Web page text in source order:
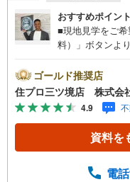
おすすめポイント
■現地見学をご
料）」ボタンよ
座間市エリアに
エリアの不動産
定で販売する物
問合せ下さい！ -------------- 弊社独自
テム 弊社では
な資金アドバイ
【定年時の住宅
ゴールド推奨店
住プロ三ツ境店 株式会
4.9
資料を
電